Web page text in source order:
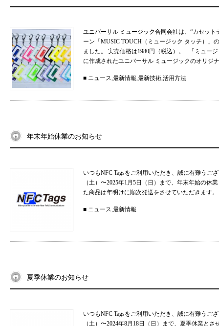
ユニバーサル ミュージック合同会社は、“カセッ
ーン「MUSIC TOUCH（ミュージック タッチ）」
ました。 実売価格は1980円（税込）。 「ミュー
に作成されたユニバーサル ミュージックのオリジ
■ ニュース,最新情報,最新技術,活用方法
年末年始休業のお知らせ
いつもNFC Tagsをご利用いただき、誠に有難う
（土）〜2025年1月5日（日）まで、年末年始の
た商品は年明けに順次発送をさせていただきま
■ ニュース,最新情報
夏季休業のお知らせ
いつもNFC Tagsをご利用いただき、誠に有難う
（土）〜2024年8月18日（日）まで、夏季休業と